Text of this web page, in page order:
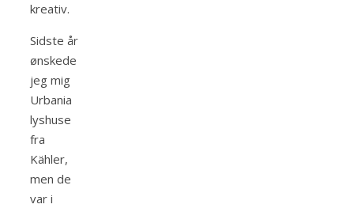
kreativ.
Sidste år
ønskede
jeg mig
Urbania
lyshuse
fra
Kähler,
men de
var i